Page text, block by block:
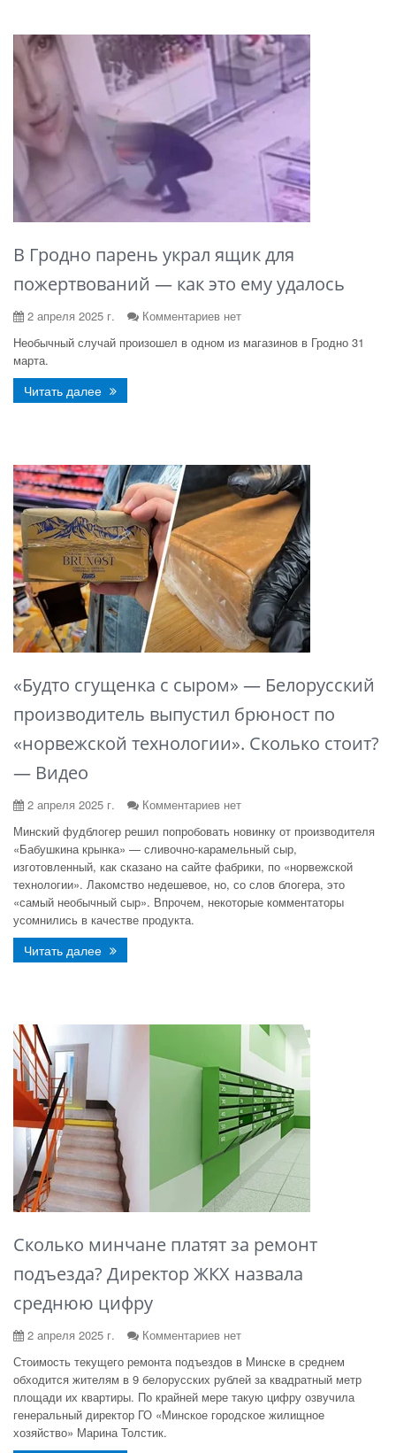
В Гродно парень украл ящик для
пожертвований — как это ему удалось
2 апреля 2025 г.
Комментариев нет
Необычный случай произошел в одном из магазинов в Гродно 31
марта.
Читать далее
«Будто сгущенка с сыром» — Белорусский
производитель выпустил брюност по
«норвежской технологии». Сколько стоит?
— Видео
2 апреля 2025 г.
Комментариев нет
Минский фудблогер решил попробовать новинку от производителя
«Бабушкина крынка» — сливочно-карамельный сыр,
изготовленный, как сказано на сайте фабрики, по «норвежской
технологии». Лакомство недешевое, но, со слов блогера, это
«самый необычный сыр». Впрочем, некоторые комментаторы
усомнились в качестве продукта.
Читать далее
Сколько минчане платят за ремонт
подъезда? Директор ЖКХ назвала
среднюю цифру
2 апреля 2025 г.
Комментариев нет
Стоимость текущего ремонта подъездов в Минске в среднем
обходится жителям в 9 белорусских рублей за квадратный метр
площади их квартиры. По крайней мере такую цифру озвучила
генеральный директор ГО «Минское городское жилищное
хозяйство» Марина Толстик.